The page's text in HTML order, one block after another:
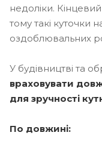
недоліки.
тому такі куточки
оздоблювальних
У будівництві та
враховувати
для зручності
По довжині: